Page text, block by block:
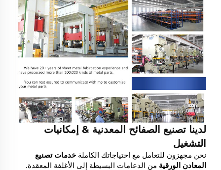
لدينا تصنيع الصفائح المعدنية & إمكانيات
التشغيل
نحن مجهزون للتعامل مع احتياجاتك الكاملة خدمات تصنيع
المعادن الورقية من الدعامات البسيطة إلى الأغلفة المعقدة.